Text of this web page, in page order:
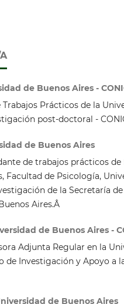
de Buenos Aires -
Prácticos de la
post-doctoral -
de Buenos Aires
de trabajos prácticos de
de Psicología,
de la Secretaría
Aires.Â
de Buenos Aires -
Adjunta Regular en la
de Investigación y Apoyo a
de Buenos Aires